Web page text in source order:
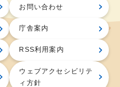
お問い合わせ
庁舎案内
RSS利用案内
ウェブアクセシビリテ
ィ方針